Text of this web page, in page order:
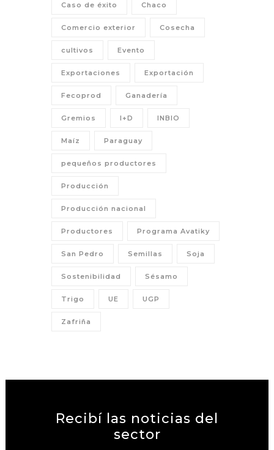
Caso de éxito Chaco
Comercio exterior Cosecha
cultivos Evento
Exportaciones Exportación
Fecoprod Ganadería
Gremios I+D INBIO
Maíz Paraguay
pequeños productores
Producción
Producción nacional
Productores Programa Avatiky
San Pedro Semillas Soja
Sostenibilidad Sésamo
Trigo UE UGP
Zafriña
Recibí las noticias del
sector